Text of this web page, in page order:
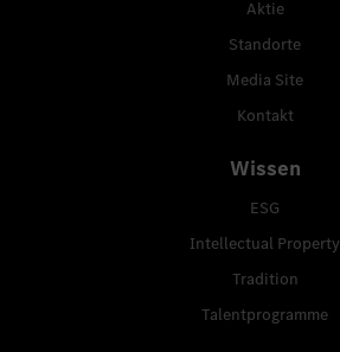
Aktie
Standorte
Media Site
Kontakt
Wissen
ESG
Intellectual Property
Tradition
Talentprogramme